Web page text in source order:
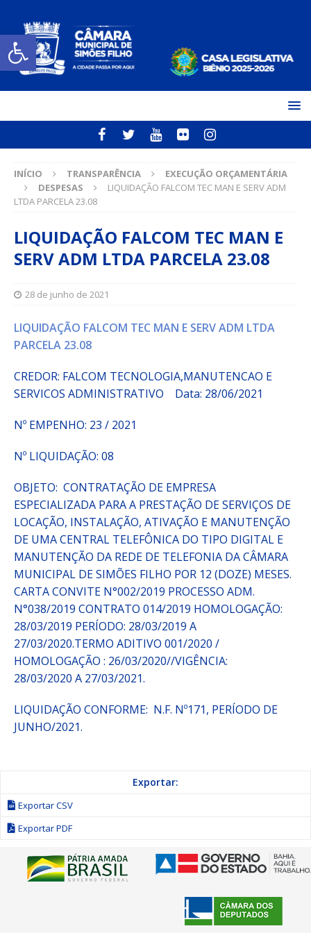
Open toolbar
INÍCIO TRANSPARÊNCIA
EXECUÇÃO ORÇAMENTÁRIA
DESPESAS
LIQUIDAÇÃO FALCOM TEC MAN E SERV ADM
LTDA PARCELA 23.08
LIQUIDAÇÃO FALCOM TEC MAN E
SERV ADM LTDA PARCELA 23.08
28 de junho de 2021
LIQUIDAÇÃO FALCOM TEC MAN E SERV ADM LTDA
PARCELA 23.08
CREDOR: FALCOM TECNOLOGIA,MANUTENCAO E
SERVICOS ADMINISTRATIVO Data: 28/06/2021
Nº EMPENHO: 23 / 2021
Nº LIQUIDAÇÃO: 08
OBJETO: CONTRATAÇÃO DE EMPRESA
ESPECIALIZADA PARA A PRESTAÇÃO DE SERVIÇOS DE
LOCAÇÃO, INSTALAÇÃO, ATIVAÇÃO E MANUTENÇÃO
DE UMA CENTRAL TELEFÔNICA DO TIPO DIGITAL E
MANUTENÇÃO DA REDE DE TELEFONIA DA CÂMARA
MUNICIPAL DE SIMÕES FILHO POR 12 (DOZE) MESES.
CARTA CONVITE N°002/2019 PROCESSO ADM.
N°038/2019 CONTRATO 014/2019 HOMOLOGAÇÃO:
28/03/2019 PERÍODO: 28/03/2019 A
27/03/2020.TERMO ADITIVO 001/2020 /
HOMOLOGAÇÃO : 26/03/2020//VIGÊNCIA:
28/03/2020 A 27/03/2021.
LIQUIDAÇÃO CONFORME: N.F. Nº171, PERÍODO DE
JUNHO/2021.
Exportar:
Exportar CSV
Exportar PDF